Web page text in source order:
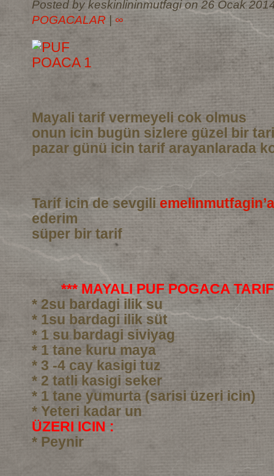
Posted by keskinlininmutfagi on 26 Ocak
POGACALAR
∞
Mayali tarif vermeyeli cok olmus
onun icin bugün sizlere güzel bir
pazar günü icin tarif arayanlarada
Tarif icin de sevgiliemelinmutfagin’a
ederim
süper bir tarif
*** MAYALI PUF POGACA
* 2su bardagi ilik su
* 1su bardagi ilik süt
* 1 su bardagi siviyag
* 1 tane kuru maya
* 3 -4 cay kasigi tuz
* 2 tatli kasigi seker
* 1 tane yumurta (sarisi üzeri icin)
* Yeteri kadar un
ÜZERI ICIN :
* Peynir